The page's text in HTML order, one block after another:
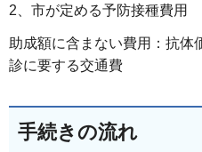
2、市が定める予防接種費用
助成額に含まない費用：抗体
診に要する交通費
手続きの流れ